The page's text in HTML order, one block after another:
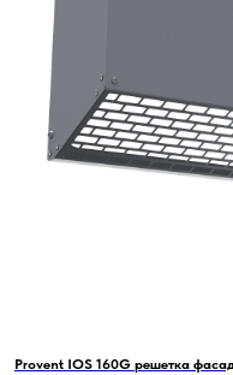
Provent IOS 160G решетка